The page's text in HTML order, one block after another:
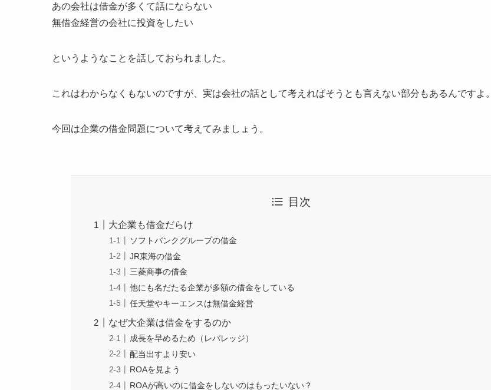
あの会社は借金が多くて話にならない
無借金経営の会社に投資をしたい
というようなことを話しておられました。
これはわからなくもないのですが、実は会社の話として考えればそうとも言えない部分もあるんですよ。
今回は企業の借金問題について考えてみましょう。
目次
大企業も借金だらけ
ソフトバンクグループの借金
JR東海の借金
三菱商事の借金
他にも名だたる企業が多額の借金をしている
任天堂やキーエンスは無借金経営
なぜ大企業は借金をするのか
成長を早めるため（レバレッジ）
配当出すより安い
ROAを見よう
ROAが高いのに借金をしないのはもったいない？